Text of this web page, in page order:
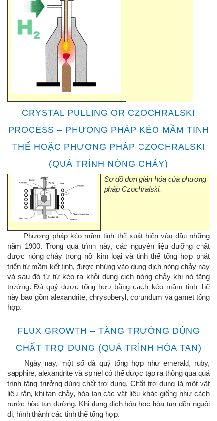
CRYSTAL PULLING OR CZOCHRALSKI
PROCESS – PHƯƠNG PHÁP KÉO MẦM TINH
THỂ HOẶC PHƯƠNG PHÁP CZOCHRALSKI
(QUÁ TRÌNH NÓNG CHẢY)
Sơ đồ đơn giản hóa của phương
pháp Czochralski.
Phương pháp kéo mầm tinh thể xuất hiện vào đầu những
năm 1900. Trong quá trình này, các nguyên liệu dưỡng chất
được nóng chảy trong nồi kim loại và tinh thể tổng hợp phát
triển từ mầm kết tinh, được nhúng vào dung dịch nóng chảy này
và sau đó từ từ kéo ra khỏi dung dịch nóng chảy khi nó tăng
trưởng. Đá quý được tổng hợp bằng cách kéo mầm tinh thể
này bao gồm alexandrite, chrysoberyl, corundum và garnet tổng
hợp.
FLUX GROWTH – TĂNG TRƯỞNG DÙNG
CHẤT TRỢ DUNG (QUÁ TRÌNH HÒA TAN)
Ngày nay, một số đá quý tổng hợp như emerald, ruby,
sapphire, alexandrite và spinel có thể được tạo ra thông qua quá
trình tăng trưởng dùng chất trợ dung. Chất trợ dung là một vật
liệu rắn, khi tan chảy, hòa tan các vật liệu khác giống như cách
nước hòa tan đường. Khi dung dịch hóa học hòa tan dần nguội
đi, hình thành các tinh thể tổng hợp.